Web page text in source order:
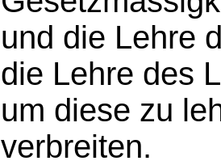
und die Lehre
die Lehre des
um diese zu
verbreiten.